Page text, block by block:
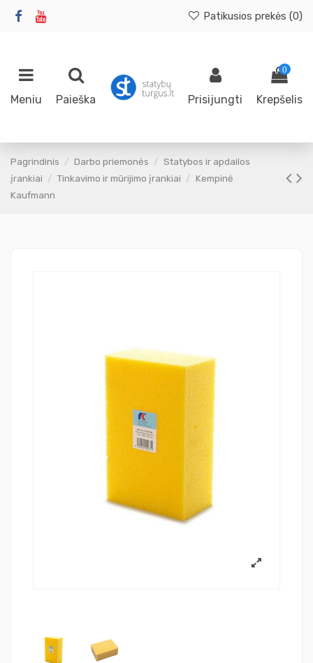
Patikusios prekės (0)
Meniu Paieška Prisijungti
0
Krepšelis
Pagrindinis Darbo priemonės
Statybos ir apdailos
įrankiai
Tinkavimo ir mūrijimo įrankiai
Kempinė
Kaufmann